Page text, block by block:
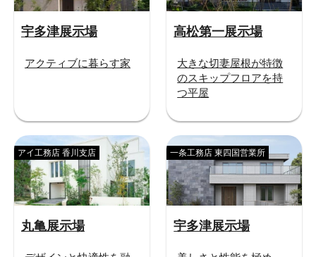
宇多津展示場
アクティブに暮らす家
高松第一展示場
大きな切妻屋根が特徴
のスキップフロアを持
つ平屋
丸亀展示場
アイ工務店 香川支店
宇多津展示場
一条工務店 東四国営業所